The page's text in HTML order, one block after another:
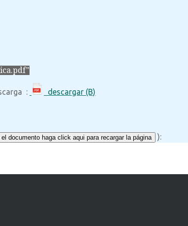
: descargar (B)
documento haga click aqui para recargar la página ):